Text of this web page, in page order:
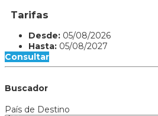
Tarifas
Desde: 05/08/2026
Hasta: 05/08/2027
Consultar
Buscador
País de Destino